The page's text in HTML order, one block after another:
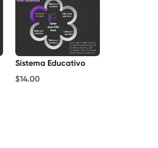
Sistema Educativo
$14.00